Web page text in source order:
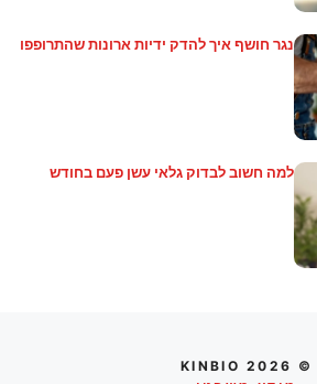
נגר חושף איך להדק ידיות ארונות שהתרופפו
למה חשוב לבדוק גלאי עשן פעם בחודש
© 2026 KINBIO